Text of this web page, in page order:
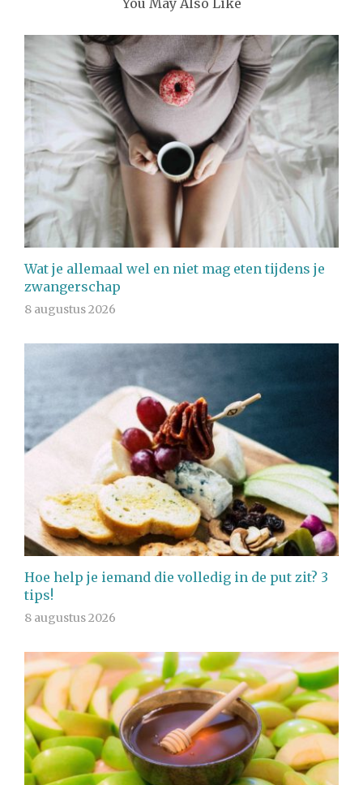
You May Also Like
Wat je allemaal wel en niet mag eten tijdens je
zwangerschap
8 augustus 2026
Hoe help je iemand die volledig in de put zit? 3
tips!
8 augustus 2026